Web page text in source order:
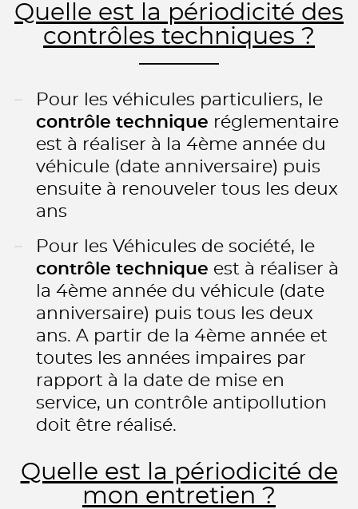
Quelle est la périodicité des
contrôles techniques ?
Pour les véhicules particuliers, le
contrôle technique réglementaire
est à réaliser à la 4ème année du
véhicule (date anniversaire) puis
ensuite à renouveler tous les deux
ans
Pour les Véhicules de société, le
contrôle technique est à réaliser à
la 4ème année du véhicule (date
anniversaire) puis tous les deux
ans. A partir de la 4ème année et
toutes les années impaires par
rapport à la date de mise en
service, un contrôle antipollution
doit être réalisé.
Quelle est la périodicité de
mon entretien ?